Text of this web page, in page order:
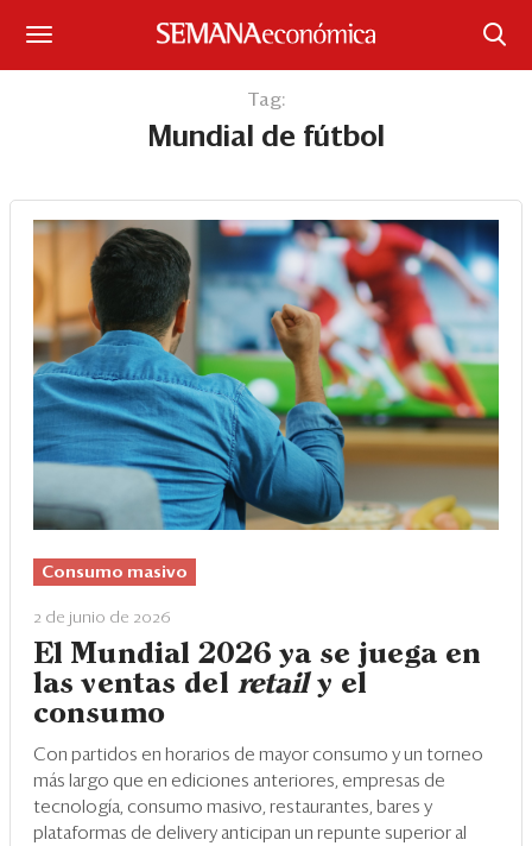
Iniciar sesión
Portada
¿Qué está pasando?
Sectores y Empresas
Management
Economía y Finanzas
Legal y Política
Eventos
Blogs
Ranking CEO
Edición Impresa
Tag:
Mundial de fútbol
Consumo masivo
2 de junio de 2026
El Mundial 2026 ya se juega en
las ventas del retail y el
consumo
Con partidos en horarios de mayor consumo y un torneo
más largo que en ediciones anteriores, empresas de
tecnología, consumo masivo, restaurantes, bares y
plataformas de delivery anticipan un repunte superior al